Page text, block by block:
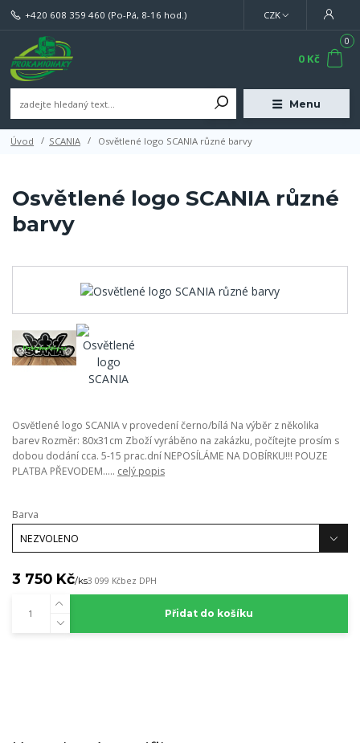
Menu
CZK
+420 608 359 460 (Po-Pá, 8-16 hod.)
0
0 Kč
Úvod SCANIA Osvětlené logo SCANIA různé barvy
Osvětlené logo SCANIA různé
barvy
Osvětlené logo SCANIA v provedení černo/bílá Na výběr z několika
barev Rozměr: 80x31cm Zboží vyráběno na zakázku, počítejte prosím s
dobou dodání cca. 5-15 prac.dní NEPOSÍLÁME NA DOBÍRKU!!! POUZE
PLATBA PŘEVODEM..... celý popis
Barva
3 750 Kč/ks3 099 Kčbez DPH
Přidat do košíku